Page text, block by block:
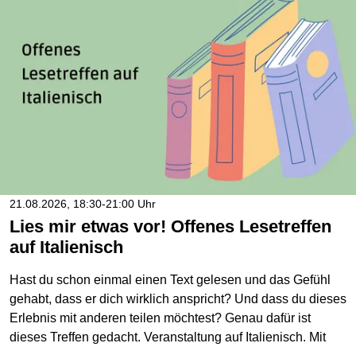
21.08.2026, 18:30-21:00 Uhr
Lies mir etwas vor! Offenes Lesetreffen
auf Italienisch
Hast du schon einmal einen Text gelesen und das Gefühl
gehabt, dass er dich wirklich anspricht? Und dass du dieses
Erlebnis mit anderen teilen möchtest? Genau dafür ist
dieses Treffen gedacht. Veranstaltung auf Italienisch. Mit